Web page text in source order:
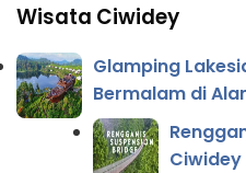
Wisata Ciwidey
Glamping
Bermalam di
Ciwidey